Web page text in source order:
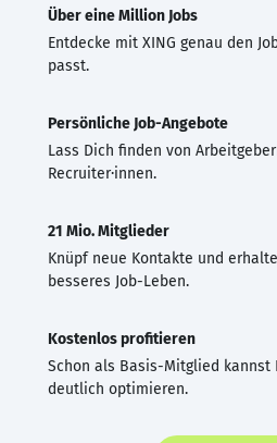
Über eine Million Jobs
Entdecke mit XING genau den
passt.
Persönliche Job-Angebote
Lass Dich finden von
Recruiter·innen.
21 Mio. Mitglieder
Knüpf neue Kontakte und
besseres Job-Leben.
Kostenlos profitieren
Schon als Basis-Mitglied kannst
deutlich optimieren.